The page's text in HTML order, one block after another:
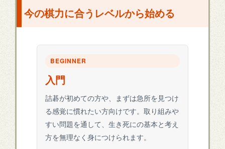
今の棋力に合うレベルから始める
BEGINNER
入門
詰碁が初めての方や、まずは急所を見つけ
る感覚に慣れたい方向けです。取り組みや
すい問題を通して、生き死にの基本と考え
方を無理なく身につけられます。